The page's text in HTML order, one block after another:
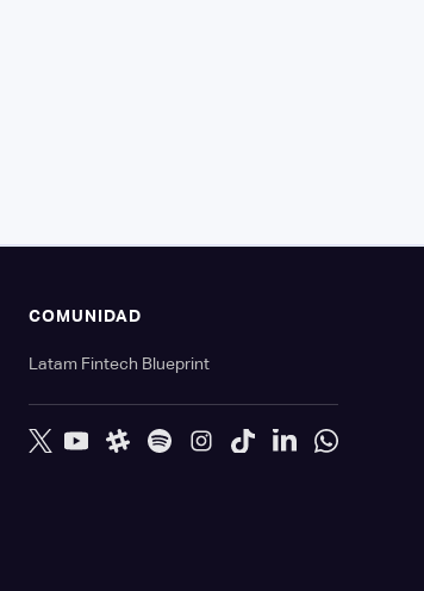
COMUNIDAD
Latam Fintech Blueprint